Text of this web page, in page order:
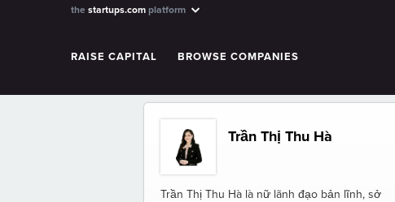
the startups.com platform
RAISE CAPITAL BROWSE COMPANIES
Trần Thị Thu Hà
Trần Thị Thu Hà là nữ lãnh đạo bản lĩnh, sở